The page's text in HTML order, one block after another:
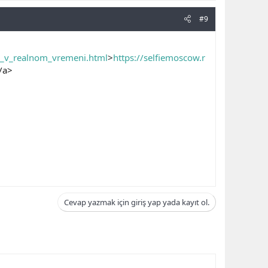
#9
>https://selfiemoscow.r
Cevap yazmak için giriş yap yada kayıt ol.